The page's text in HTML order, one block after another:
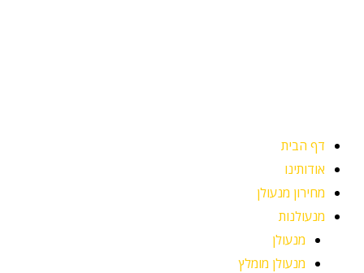
דף הבית
אודותינו
מחירון מנעולן
מנעולנות
מנעולן
מנעולן מומלץ